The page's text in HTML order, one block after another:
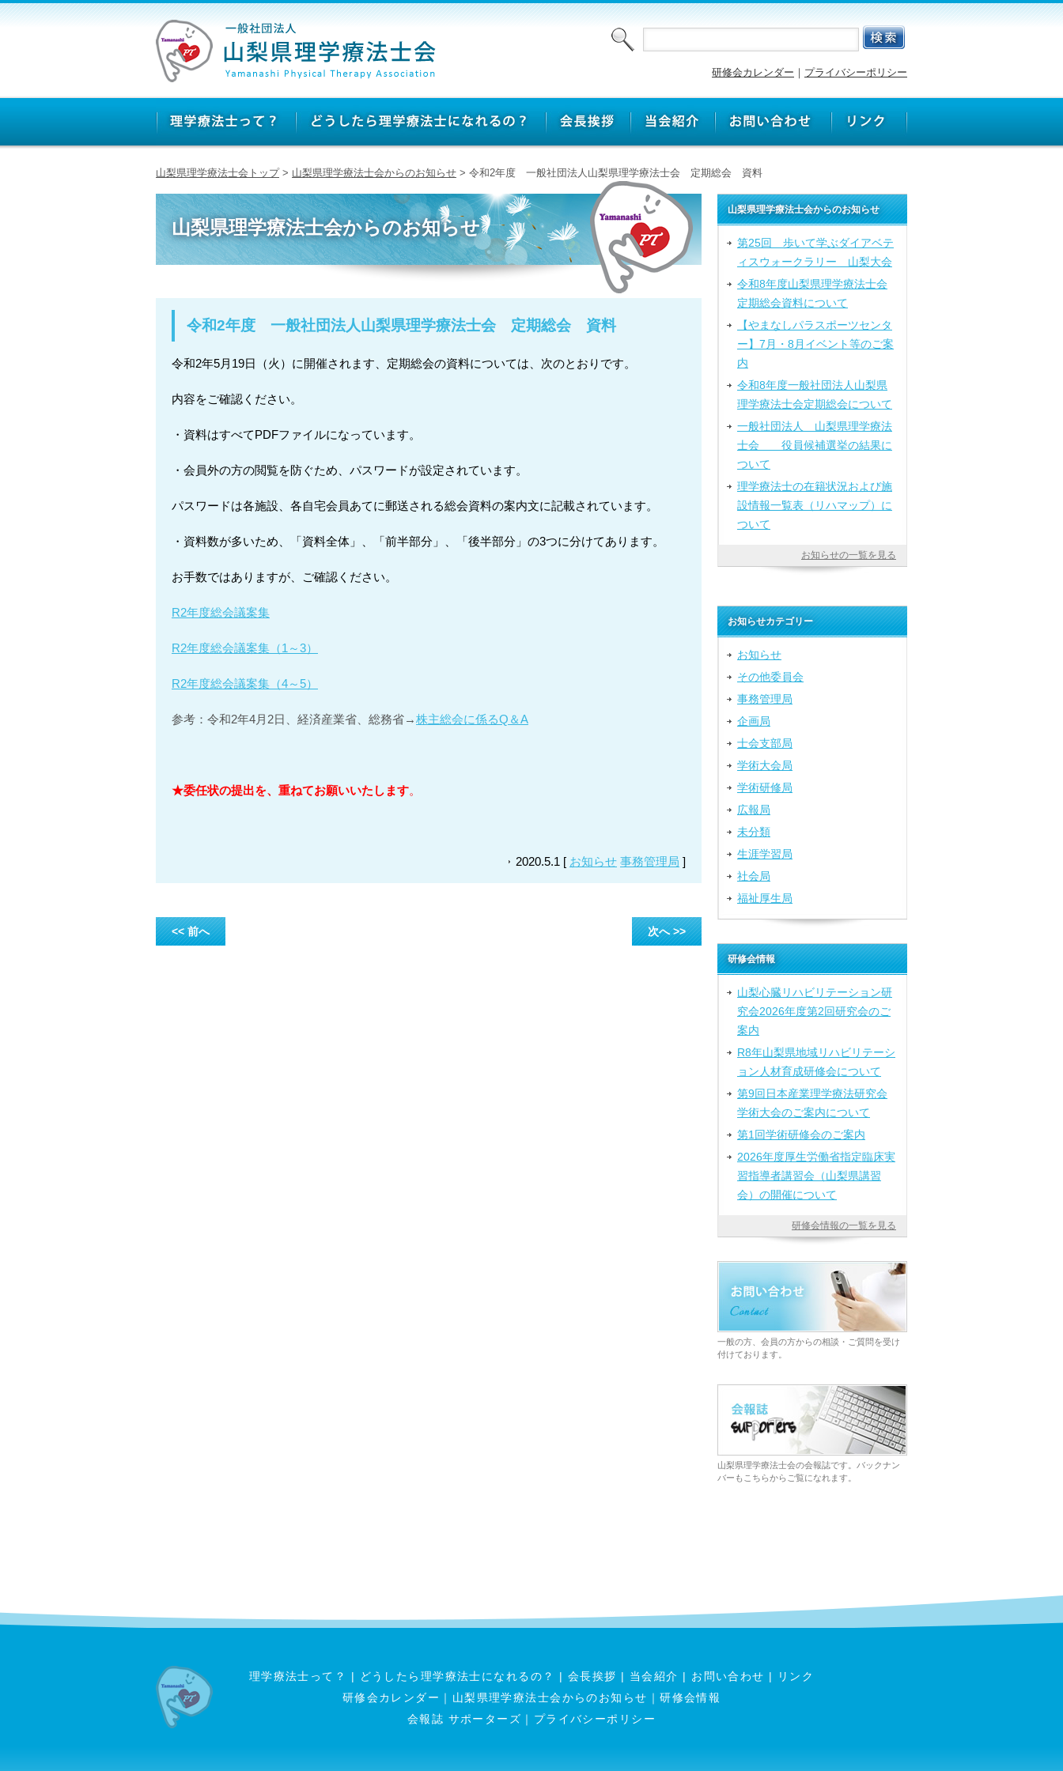
研修会カレンダー ｜ プライバシーポリシー
山梨県理学療法士会トップ> 山梨県理学療法士会からのお知らせ > 令和2年度 一般社団法人山梨県理学療法士会 定期総会 資料
山梨県理学療法士会からのお知らせ
令和2年度 一般社団法人山梨県理学療法士会 定期総会 資料
令和2年5月19日（火）に開催されます、定期総会の資料については、次のとおりです。
内容をご確認ください。
・資料はすべてPDFファイルになっています。
・会員外の方の閲覧を防ぐため、パスワードが設定されています。
パスワードは各施設、各自宅会員あてに郵送される総会資料の案内文に記載されています。
・資料数が多いため、「資料全体」、「前半部分」、「後半部分」の3つに分けてあります。
お手数ではありますが、ご確認ください。
R2年度総会議案集
R2年度総会議案集（1～3）
R2年度総会議案集（4～5）
参考：令和2年4月2日、経済産業省、総務省→株主総会に係るQ＆A
★委任状の提出を、重ねてお願いいたします。
2020.5.1 [ お知らせ 事務管理局 ]
<< 前へ 次へ >>
山梨県理学療法士会からのお知らせ
第25回 歩いて学ぶダイアベテ
ィスウォークラリー 山梨大会
令和8年度山梨県理学療法士会
定期総会資料について
【やまなしパラスポーツセンタ
ー】7月・8月イベント等のご案
内
令和8年度一般社団法人山梨県
理学療法士会定期総会について
一般社団法人 山梨県理学療法
士会 役員候補選挙の結果に
ついて
理学療法士の在籍状況および施
設情報一覧表（リハマップ）に
ついて
お知らせの一覧を見る
お知らせカテゴリー
お知らせ
その他委員会
事務管理局
企画局
士会支部局
学術大会局
学術研修局
広報局
未分類
生涯学習局
社会局
福祉厚生局
研修会情報
山梨心臓リハビリテーション研
究会2026年度第2回研究会のご
案内
R8年山梨県地域リハビリテーシ
ョン人材育成研修会について
第9回日本産業理学療法研究会
学術大会のご案内について
第1回学術研修会のご案内
2026年度厚生労働省指定臨床実
習指導者講習会（山梨県講習
会）の開催について
研修会情報の一覧を見る
一般の方、会員の方からの相談・ご質問を受け
付けております。
山梨県理学療法士会の会報誌です。バックナン
バーもこちらからご覧になれます。
理学療法士って？ | どうしたら理学療法士になれるの？ | 会長挨拶 | 当会紹介 | お問い合わせ |
リンク
研修会カレンダー ｜ 山梨県理学療法士会からのお知らせ ｜研修会情報
会報誌 サポーターズ ｜ プライバシーポリシー